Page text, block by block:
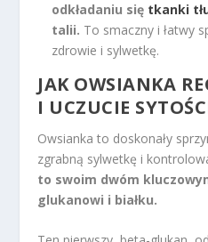
odkładaniu się tkanki
talii. To smaczny i łatwy
zdrowie i sylwetkę.
JAK OWSIANKA
I UCZUCIE
Owsianka to doskonały
zgrabną sylwetkę i
to swoim dwóm
glukanowi i białku.